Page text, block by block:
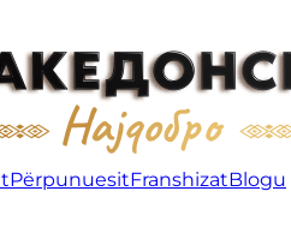
бр.69 Радишани |
PërpunuesitFranshizatBlogu